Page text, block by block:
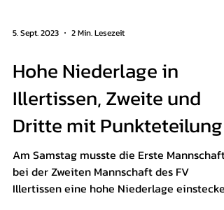
5. Sept. 2023 2 Min. Lesezeit
Hohe Niederlage in
Illertissen, Zweite und
Dritte mit Punkteteilung
Am Samstag musste die Erste Mannschaft